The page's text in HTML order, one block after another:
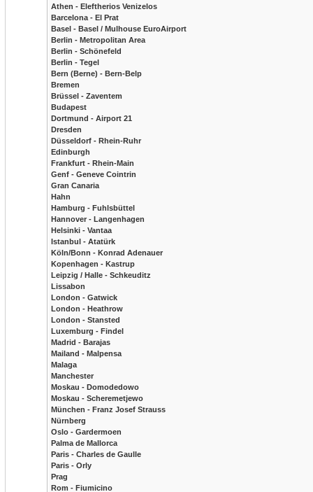
Athen - Eleftherios Venizelos
Barcelona - El Prat
Basel - Basel / Mulhouse EuroAirport
Berlin - Metropolitan Area
Berlin - Schönefeld
Berlin - Tegel
Bern (Berne) - Bern-Belp
Bremen
Brüssel - Zaventem
Budapest
Dortmund - Airport 21
Dresden
Düsseldorf - Rhein-Ruhr
Edinburgh
Frankfurt - Rhein-Main
Genf - Geneve Cointrin
Gran Canaria
Hahn
Hamburg - Fuhlsbüttel
Hannover - Langenhagen
Helsinki - Vantaa
Istanbul - Atatürk
Köln/Bonn - Konrad Adenauer
Kopenhagen - Kastrup
Leipzig / Halle - Schkeuditz
Lissabon
London - Gatwick
London - Heathrow
London - Stansted
Luxemburg - Findel
Madrid - Barajas
Mailand - Malpensa
Malaga
Manchester
Moskau - Domodedowo
Moskau - Scheremetjewo
München - Franz Josef Strauss
Nürnberg
Oslo - Gardermoen
Palma de Mallorca
Paris - Charles de Gaulle
Paris - Orly
Prag
Rom - Fiumicino